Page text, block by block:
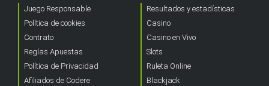
Juego Responsable
Política de cookies
Contrato
Reglas Apuestas
Política de Privacidad
Afiliados de Codere
Resultados y estadísticas
Casino
Casino en Vivo
Slots
Ruleta Online
Blackjack